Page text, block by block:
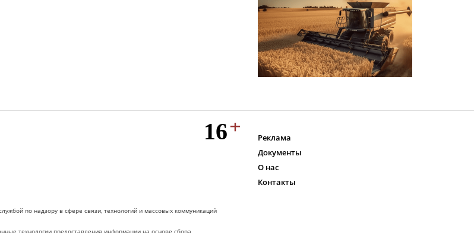
по надзору в сфере связи, технологий и массовых коммуникаций
Реклама
Документы
О нас
Контакты